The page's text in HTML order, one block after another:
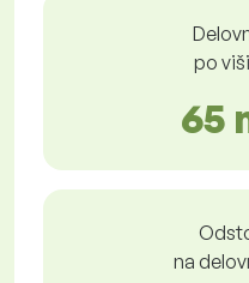
po
65
na